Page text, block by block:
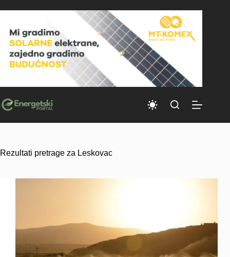
to
Rezultati pretrage za Leskovac